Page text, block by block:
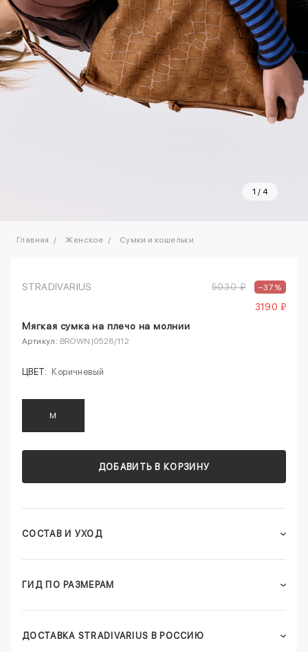
1 / 4
Главная Женское Сумки и кошельки
STRADIVARIUS 5030 ₽ –37%
3190 ₽
Мягкая сумка на плечо на молнии
Артикул: BROWN|0526/112
ЦВЕТ: Коричневый
M
ДОБАВИТЬ В КОРЗИНУ
СОСТАВ И УХОД
ГИД ПО РАЗМЕРАМ
ДОСТАВКА STRADIVARIUS В РОССИЮ